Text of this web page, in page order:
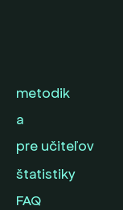
metodik
a
pre učiteľov
štatistiky
FAQ